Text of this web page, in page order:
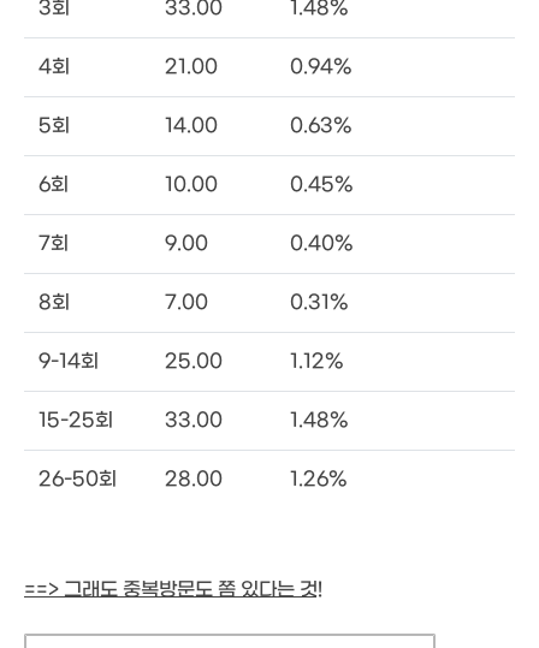
3회 33.00 1.48%
4회 21.00 0.94%
5회 14.00 0.63%
6회 10.00 0.45%
7회 9.00 0.40%
8회 7.00 0.31%
9-14회 25.00 1.12%
15-25회 33.00 1.48%
26-50회 28.00 1.26%
==> 그래도 중복방문도 쫌 있다는 것!